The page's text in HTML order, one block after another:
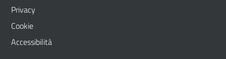
Privacy
Cookie
Accessibilità